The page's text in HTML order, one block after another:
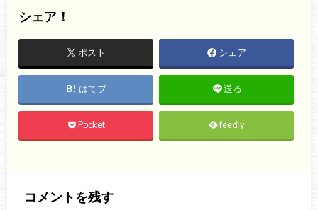
シェア！
ポスト シェア
はてブ 送る
Pocket feedly
コメントを残す